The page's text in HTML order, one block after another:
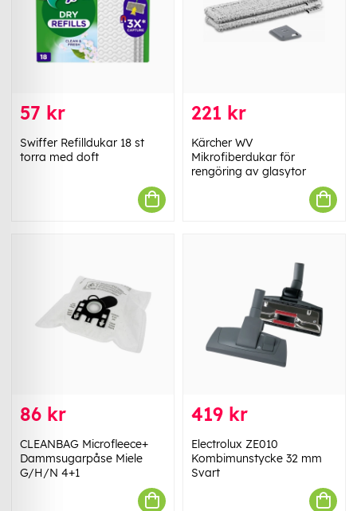
57 kr
Swiffer Refilldukar 18 st
torra med doft
221 kr
Kärcher WV
Mikrofiberdukar för
rengöring av glasytor
86 kr
CLEANBAG Microfleece+
Dammsugarpåse Miele
G/H/N 4+1
419 kr
Electrolux ZE010
Kombimunstycke 32 mm
Svart